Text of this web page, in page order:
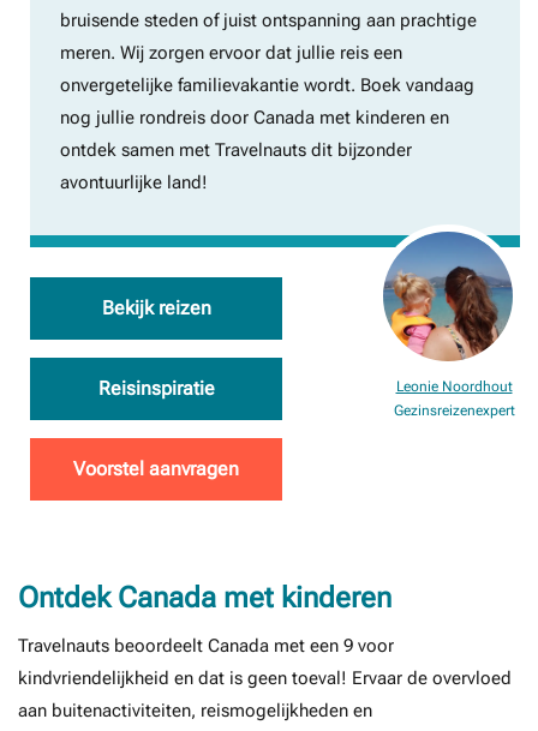
bruisende steden of juist ontspanning aan prachtige
meren. Wij zorgen ervoor dat jullie reis een
onvergetelijke familievakantie wordt. Boek vandaag
nog jullie rondreis door Canada met kinderen en
ontdek samen met Travelnauts dit bijzonder
avontuurlijke land!
Bekijk reizen
Reisinspiratie
Voorstel aanvragen
Leonie Noordhout
Gezinsreizenexpert
Ontdek Canada met kinderen
Travelnauts beoordeelt Canada met een 9 voor
kindvriendelijkheid en dat is geen toeval! Ervaar de overvloed
aan buitenactiviteiten, reismogelijkheden en